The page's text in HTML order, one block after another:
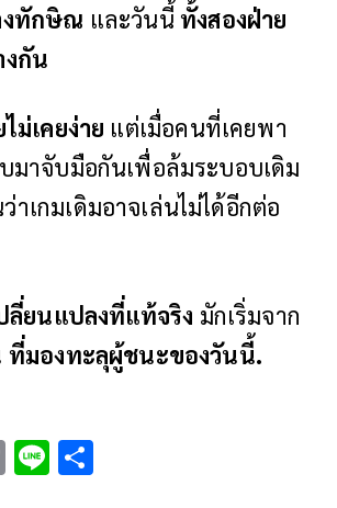
งทักษิณ และวันนี้ ทั้งสองฝ่าย
กัน
ม่เคยง่าย แต่เมื่อคนที่เคยพา
มาจับมือกันเพื่อล้มระบอบเดิม
เกมเดิมอาจเล่นไม่ได้อีกต่อ
ลี่ยนแปลงที่แท้จริง มักเริ่มจาก
ที่มองทะลุผู้ชนะของวันนี้.
C Li